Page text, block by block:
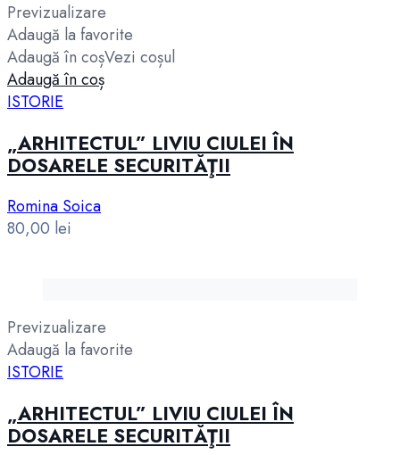
Previzualizare
Adaugă la favorite
Adaugă în coșVezi coșul
Adaugă în coș
ISTORIE
„ARHITECTUL” LIVIU CIULEI ÎN
DOSARELE SECURITĂŢII
Romina Soica
80,00 lei
Previzualizare
Adaugă la favorite
ISTORIE
„ARHITECTUL” LIVIU CIULEI ÎN
DOSARELE SECURITĂŢII